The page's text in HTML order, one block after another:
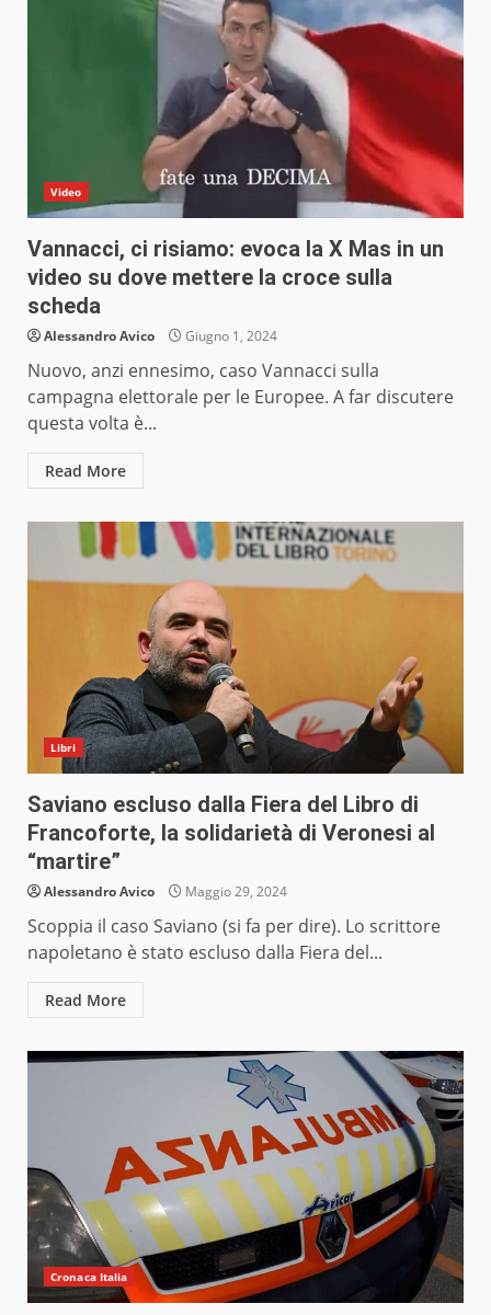
Video
Vannacci, ci risiamo: evoca la X Mas in un
video su dove mettere la croce sulla
scheda
Alessandro Avico Giugno 1, 2024
Nuovo, anzi ennesimo, caso Vannacci sulla
campagna elettorale per le Europee. A far discutere
questa volta è...
Read More
Libri
Saviano escluso dalla Fiera del Libro di
Francoforte, la solidarietà di Veronesi al
“martire”
Alessandro Avico Maggio 29, 2024
Scoppia il caso Saviano (si fa per dire). Lo scrittore
napoletano è stato escluso dalla Fiera del...
Read More
Cronaca Italia